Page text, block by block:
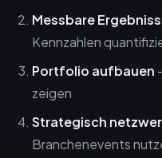
Messbare
Kennzahlen
Portfolio aufbauen
zeigen
Strategisch
Branchenevents